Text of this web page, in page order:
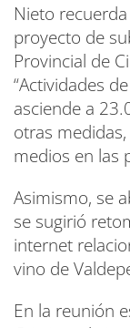
Nieto
proyecto de
Provincial de
“Actividades
asciende a
otras
medios en las
Asimismo, se
se sugirió
internet
vino de
En la reunión